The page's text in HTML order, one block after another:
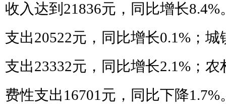
收入达到 21836元，同比增长8.4%
支出20522元，同比增长0.1% ；
支出23332元，同比增长2.1% ；
费性支出16701 元，同比下降1.7%